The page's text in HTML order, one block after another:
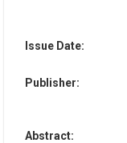
Issue Date:
Publisher:
Abstract: